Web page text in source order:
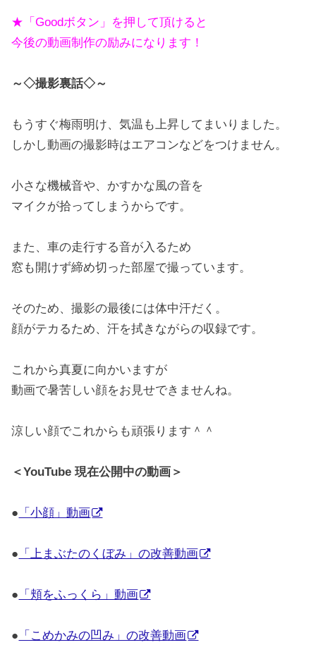
★「Goodボタン」を押して頂けると
今後の動画制作の励みになります！
～◇撮影裏話◇～
もうすぐ梅雨明け、気温も上昇してまいりました。
しかし動画の撮影時はエアコンなどをつけません。
小さな機械音や、かすかな風の音を
マイクが拾ってしまうからです。
また、車の走行する音が入るため
窓も開けず締め切った部屋で撮っています。
そのため、撮影の最後には体中汗だく。
顔がテカるため、汗を拭きながらの収録です。
これから真夏に向かいますが
動画で暑苦しい顔をお見せできませんね。
涼しい顔でこれからも頑張ります＾＾
＜YouTube 現在公開中の動画＞
● 「小顔」動画
● 「上まぶたのくぼみ」の改善動画
● 「頬をふっくら」動画
● 「こめかみの凹み」の改善動画